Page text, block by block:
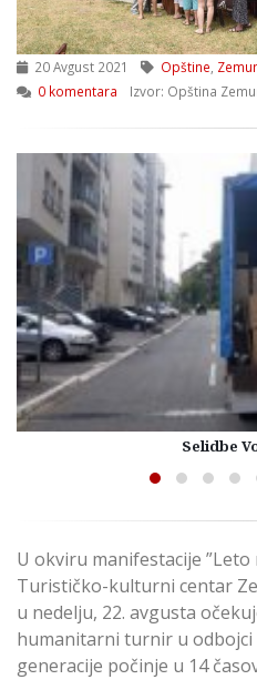
20 Avgust 2021 Opštine
0 komentara
Izvor: Opština
Selidbe
U okviru manifestacije ”Leto
Turističko-kulturni centar
u nedelju, 22. avgusta
humanitarni turnir u odbojci
generacije počinje u 14